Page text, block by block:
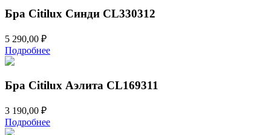
Бра Citilux Синди CL330312
5 290,00 ₽
Подробнее
Бра Citilux Аэлита CL169311
3 190,00 ₽
Подробнее